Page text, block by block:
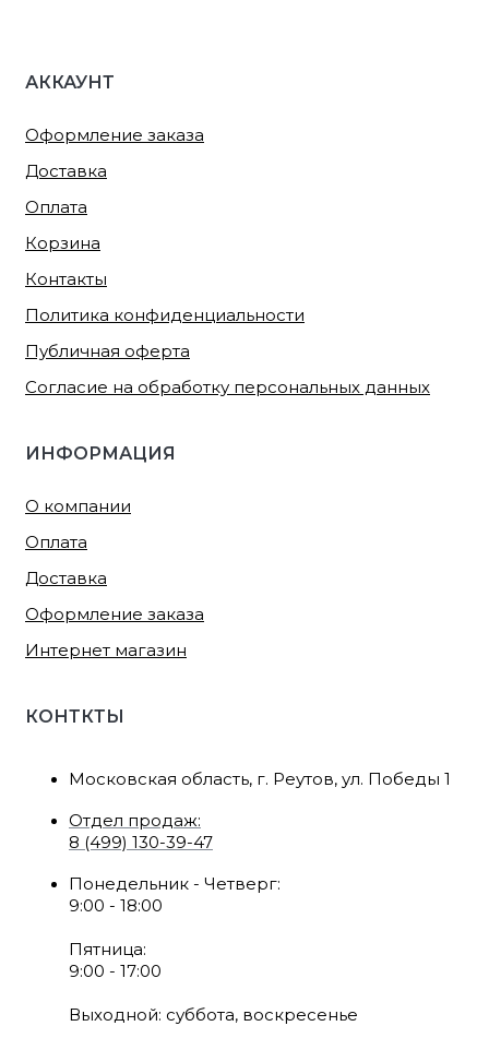
АККАУНТ
Оформление заказа
Доставка
Оплата
Корзина
Контакты
Политика конфиденциальности
Публичная оферта
Согласие на обработку персональных данных
ИНФОРМАЦИЯ
О компании
Оплата
Доставка
Оформление заказа
Интернет магазин
КОНТКТЫ
Московская область, г. Реутов, ул. Победы 1
Отдел продаж:
8 (499) 130-39-47
Понедельник - Четверг:
9:00 - 18:00
Пятница:
9:00 - 17:00
Выходной: суббота, воскресенье